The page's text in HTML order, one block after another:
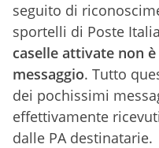
seguito di
sportelli di Poste
caselle attivate non
messaggio. Tutto
dei pochissimi
effettivamente
dalle PA destinatarie.